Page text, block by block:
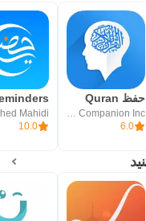
حفظ Quran
Divine Companion Inc.
6.0
Mahidi
10.0